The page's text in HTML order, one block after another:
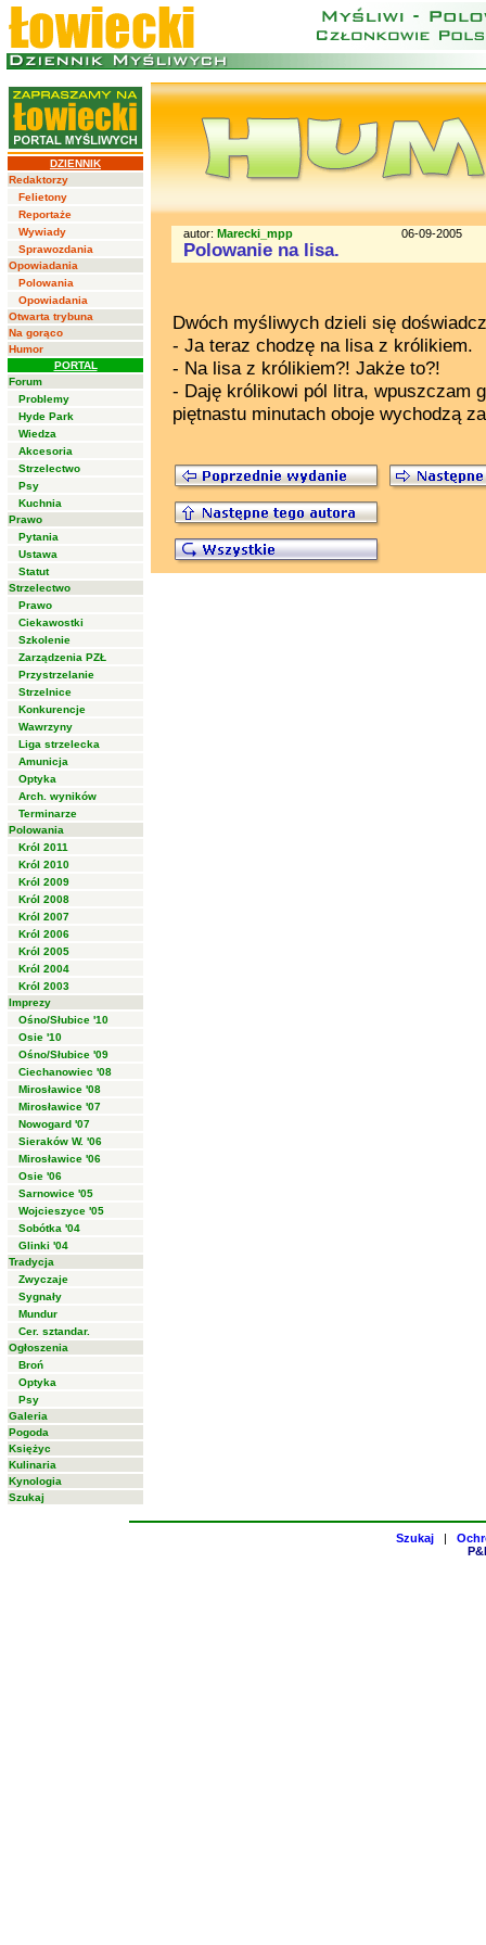
DZIENNIK
Redaktorzy
Felietony
Reportaże
Wywiady
Sprawozdania
Opowiadania
Polowania
Opowiadania
Otwarta trybuna
Na gorąco
Humor
PORTAL
Forum
Problemy
Hyde Park
Wiedza
Akcesoria
Strzelectwo
Psy
Kuchnia
Prawo
Pytania
Ustawa
Statut
Strzelectwo
Prawo
Ciekawostki
Szkolenie
Zarządzenia PZŁ
Przystrzelanie
Strzelnice
Konkurencje
Wawrzyny
Liga strzelecka
Amunicja
Optyka
Arch. wyników
Terminarze
Polowania
Król 2011
Król 2010
Król 2009
Król 2008
Król 2007
Król 2006
Król 2005
Król 2004
Król 2003
Imprezy
Ośno/Słubice '10
Osie '10
Ośno/Słubice '09
Ciechanowiec '08
Mirosławice '08
Mirosławice '07
Nowogard '07
Sieraków W. '06
Mirosławice '06
Osie '06
Sarnowice '05
Wojcieszyce '05
Sobótka '04
Glinki '04
Tradycja
Zwyczaje
Sygnały
Mundur
Cer. sztandar.
Ogłoszenia
Broń
Optyka
Psy
Galeria
Pogoda
Księżyc
Kulinaria
Kynologia
Szukaj
autor: Marecki_mpp 06-09-2005
Polowanie na lisa.
Dwóch myśliwych dzieli się
- Ja teraz chodzę na lisa z królikiem.
- Na lisa z królikiem?! Jakże to?!
- Daję królikowi pól litra, wpuszczam
piętnastu minutach oboje wychodzą
Szukaj |